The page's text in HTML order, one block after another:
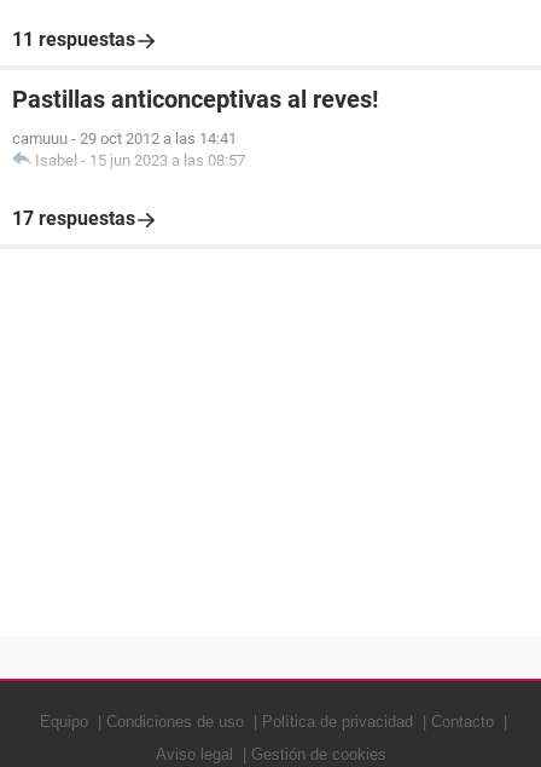
11 respuestas
Pastillas anticonceptivas al reves!
camuuu - 29 oct 2012 a las 14:41
Isabel - 15 jun 2023 a las 08:57
17 respuestas
Equipo Condiciones de uso Política de privacidad
Contacto
Aviso legal
Gestión de cookies